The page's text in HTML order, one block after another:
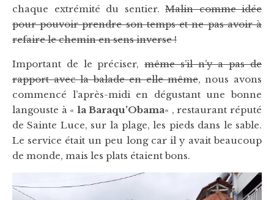
chaque extrémité du sentier. Malin comme idée
pour pouvoir prendre son temps et ne pas avoir à
refaire le chemin en sens inverse !
Important de le préciser,même s’il n’y a pas de
rapport avec la balade en elle-même, nous avons
commencé l’après-midi en dégustant une bonne
langouste à « la Baraqu’Obama« , restaurant réputé
de Sainte Luce, sur la plage, les pieds dans le sable.
Le service était un peu long car il y avait beaucoup
de monde, mais les plats étaient bons.